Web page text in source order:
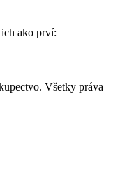
ako prví:
Všetky práva